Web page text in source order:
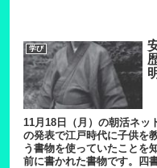
学び
11月18日（月）の朝活ネッ
の発表で江戸時代に子供を
う書物を使っていたことを
前に書かれた書物です。四